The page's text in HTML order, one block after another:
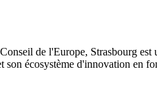
de l'Europe, Strasbourg
écosystème d'innovation en